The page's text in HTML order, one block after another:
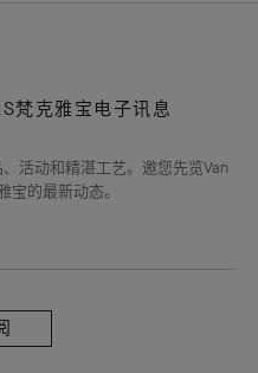
梵克雅宝电子讯息
活动和精湛工艺。邀您先览Van
宝的最新动态。